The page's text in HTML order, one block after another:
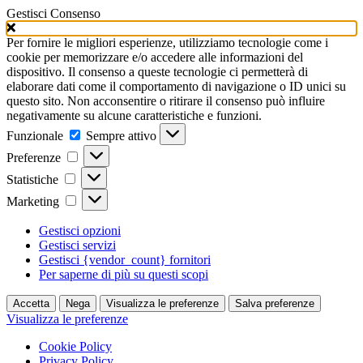
Gestisci Consenso
Per fornire le migliori esperienze, utilizziamo tecnologie come i
cookie per memorizzare e/o accedere alle informazioni del
dispositivo. Il consenso a queste tecnologie ci permetterà di
elaborare dati come il comportamento di navigazione o ID unici su
questo sito. Non acconsentire o ritirare il consenso può influire
negativamente su alcune caratteristiche e funzioni.
Funzionale
Funzionale
Sempre attivo
Preferenze
Preferenze
Statistiche Statistiche
Marketing Marketing
Gestisci opzioni
Gestisci servizi
Gestisci {vendor_count} fornitori
Per saperne di più su questi scopi
Accetta Nega Visualizza le preferenze Salva preferenze
Visualizza le preferenze
Cookie Policy